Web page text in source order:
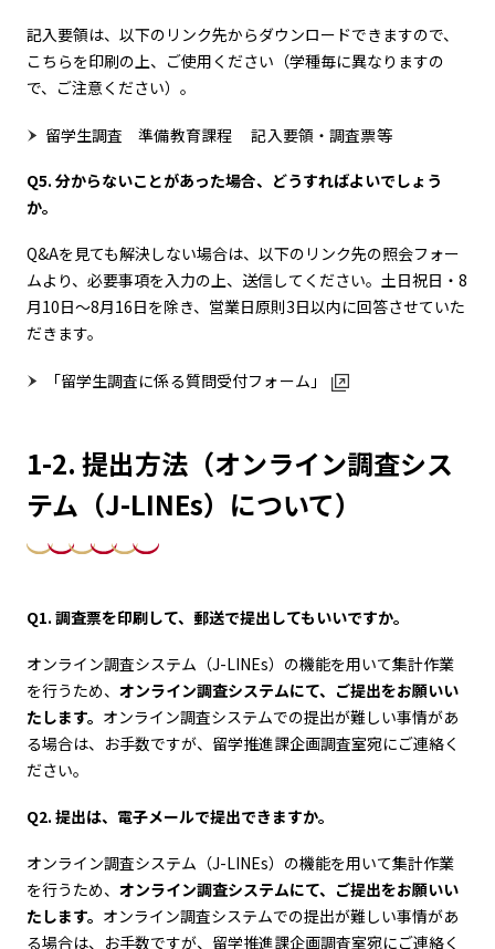
記入要領は、以下のリンク先からダウンロードできますので、
こちらを印刷の上、ご使用ください（学種毎に異なりますの
で、ご注意ください）。
留学生調査 準備教育課程 記入要領・調査票等
Q5. 分からないことがあった場合、どうすればよいでしょう
か。
Q&Aを見ても解決しない場合は、以下のリンク先の照会フォー
ムより、必要事項を入力の上、送信してください。土日祝日・8
月10日～8月16日を除き、営業日原則3日以内に回答させていた
だきます。
「留学生調査に係る質問受付フォーム」
1-2. 提出方法（オンライン調査シス
テム（J-LINEs）について）
Q1. 調査票を印刷して、郵送で提出してもいいですか。
オンライン調査システム（J-LINEs）の機能を用いて集計作業
を行うため、 オンライン調査システムにて、ご提出をお願いい
たします。 オンライン調査システムでの提出が難しい事情があ
る場合は、お手数ですが、留学推進課企画調査室宛にご連絡く
ださい。
Q2. 提出は、電子メールで提出できますか。
オンライン調査システム（J-LINEs）の機能を用いて集計作業
を行うため、 オンライン調査システムにて、ご提出をお願いい
たします。 オンライン調査システムでの提出が難しい事情があ
る場合は、お手数ですが、留学推進課企画調査室宛にご連絡く